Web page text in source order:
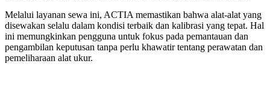
Melalui layanan sewa ini, ACTIA memastikan bahwa alat-alat yang
disewakan selalu dalam kondisi terbaik dan kalibrasi yang tepat. Hal
ini memungkinkan pengguna untuk fokus pada pemantauan dan
pengambilan keputusan tanpa perlu khawatir tentang perawatan dan
pemeliharaan alat ukur.